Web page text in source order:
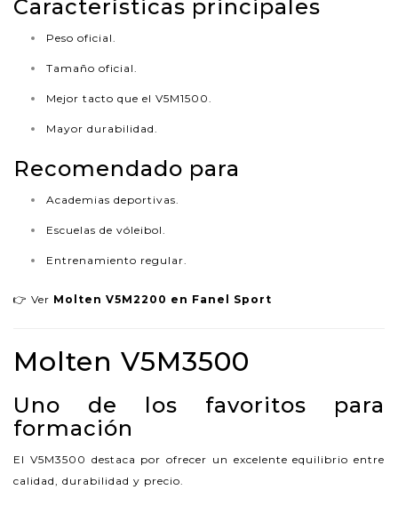
Características principales
Peso oficial.
Tamaño oficial.
Mejor tacto que el V5M1500.
Mayor durabilidad.
Recomendado para
Academias deportivas.
Escuelas de vóleibol.
Entrenamiento regular.
👉 Ver Molten V5M2200 en Fanel Sport
Molten V5M3500
Uno de los favoritos para
formación
El V5M3500 destaca por ofrecer un excelente equilibrio entre
calidad, durabilidad y precio.